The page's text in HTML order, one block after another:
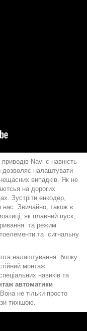
Navi є навність
дозволяє налаштувати
випадків. Як не
на дорогих
Зустріти енкодер,
Звичайно, також є
як плавний пуск,
та режим
та сигнальну
налаштування блоку
монтаж
навиків та
автоматики
. Вона не тільки просто
тихішою.